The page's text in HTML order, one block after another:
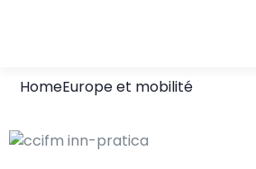
HomeEurope et mobilité